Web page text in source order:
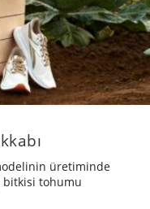
üretiminde
bitkisi tohumu